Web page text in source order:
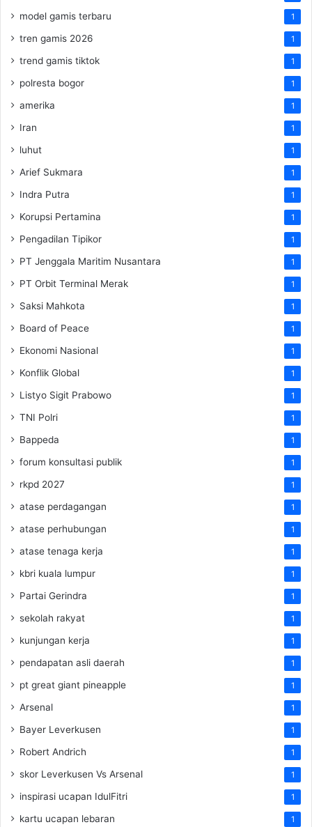
model gamis terbaru 1
tren gamis 2026 1
trend gamis tiktok 1
polresta bogor 1
amerika 1
Iran 1
luhut 1
Arief Sukmara 1
Indra Putra 1
Korupsi Pertamina 1
Pengadilan Tipikor 1
PT Jenggala Maritim Nusantara 1
PT Orbit Terminal Merak 1
Saksi Mahkota 1
Board of Peace 1
Ekonomi Nasional 1
Konflik Global 1
Listyo Sigit Prabowo 1
TNI Polri 1
Bappeda 1
forum konsultasi publik 1
rkpd 2027 1
atase perdagangan 1
atase perhubungan 1
atase tenaga kerja 1
kbri kuala lumpur 1
Partai Gerindra 1
sekolah rakyat 1
kunjungan kerja 1
pendapatan asli daerah 1
pt great giant pineapple 1
Arsenal 1
Bayer Leverkusen 1
Robert Andrich 1
skor Leverkusen Vs Arsenal 1
inspirasi ucapan IdulFitri 1
kartu ucapan lebaran 1